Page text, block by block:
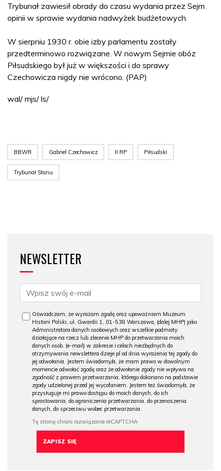
Trybunał zawiesił obrady do czasu wydania przez Sejm
opinii w sprawie wydania nadwyżek budżetowych.
W sierpniu 1930 r. obie izby parlamentu zostały
przedterminowo rozwiązane. W nowym Sejmie obóz
Piłsudskiego był już w większości i do sprawy
Czechowicza nigdy nie wrócono. (PAP)
wal/ mjs/ ls/
BBWR Gabriel Czechowicz II RP Piłsudski
Trybunał Stanu
NEWSLETTER
Oświadczam, że wyrażam zgodę oraz upoważniam Muzeum
Historii Polski, ul. Gwardii 1, 01-538 Warszawa, (dalej MHP) jako
Administratora danych osobowych oraz wszelkie podmioty
działające na rzecz lub zlecenie MHP do przetwarzania moich
danych osob. (e-mail) w zakresie i celach niezbędnych do
otrzymywania newslettera dzieje.pl od dnia wyrażenia tej zgody do
jej odwołania. Jestem świadomy/a, że mam prawo w dowolnym
momencie odwołać zgodę oraz że odwołanie zgody nie wpływa na
zgodność z prawem przetwarzania, którego dokonano na podstawie
zgody udzielonej przed jej wycofaniem. Jestem też świadomy/a, że
przysługuje mi prawo dostępu do moich danych, do ich
sprostowania, do ograniczenia przetwarzania, do przenoszenia
danych, do sprzeciwu wobec przetwarzania.